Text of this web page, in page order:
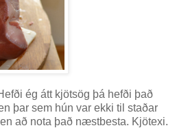
ég átt kjötsög þá hefði það
þar sem hún var ekki til staðar
að nota það næstbesta. Kjötexi.